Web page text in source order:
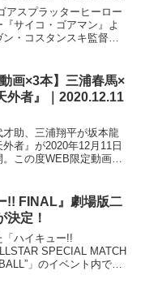
グについて語る
アスプラッターヒーロー
サイコ・ゴアマン』よ
・コスタンスキ監督の
ンバーで、単独監督作で
』（1...
画×3本】三浦春馬×
外者』｜2020.12.11
助、三浦翔平が坂本龍
者』が2020年12月11日
。この度WEB限定動画が
を取りながら、「自由に
...
!! FINAL』劇場版二
決定！
ハイキュー!!
SPECIAL MATCH
」のイベント内で、